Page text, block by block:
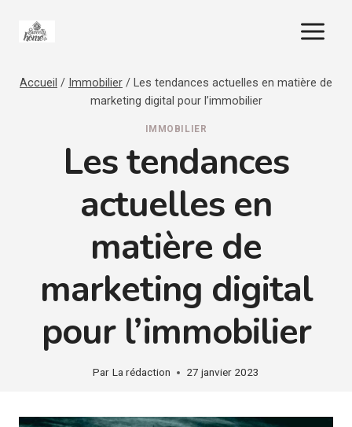
Accueil / Immobilier / Les tendances actuelles en matière de
marketing digital pour l’immobilier
IMMOBILIER
Les tendances
actuelles en
matière de
marketing digital
pour l’immobilier
Par La rédaction 27 janvier 2023